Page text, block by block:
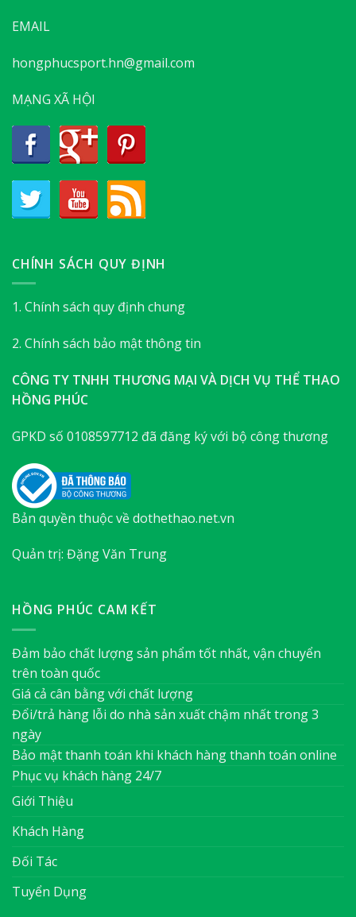
EMAIL
hongphucsport.hn@gmail.com
MẠNG XÃ HỘI
CHÍNH SÁCH QUY ĐỊNH
1. Chính sách quy định chung
2. Chính sách bảo mật thông tin
CÔNG TY TNHH THƯƠNG MẠI VÀ DỊCH VỤ THỂ THAO
HỒNG PHÚC
GPKD số 0108597712 đã đăng ký với bộ công thương
Bản quyền thuộc về dothethao.net.vn
Quản trị: Đặng Văn Trung
HỒNG PHÚC CAM KẾT
Đảm bảo chất lượng sản phẩm tốt nhất, vận chuyển
trên toàn quốc
Giá cả cân bằng với chất lượng
Đổi/trả hàng lỗi do nhà sản xuất chậm nhất trong 3
ngày
Bảo mật thanh toán khi khách hàng thanh toán online
Phục vụ khách hàng 24/7
Giới Thiệu
Khách Hàng
Đối Tác
Tuyển Dụng